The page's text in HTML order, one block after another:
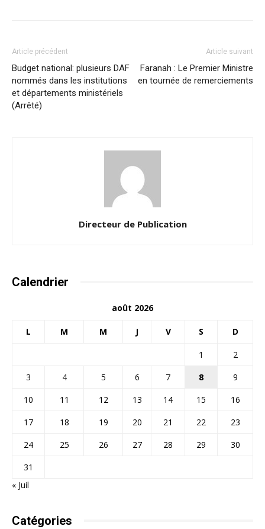
Article précédent
Budget national: plusieurs DAF
nommés dans les institutions
et départements ministériels
(Arrêté)
Article suivant
Faranah : Le Premier Ministre
en tournée de remerciements
Directeur de Publication
Calendrier
août 2026
L M M J V S D
1
2
3
4 5 6 7 8
9
10
11 12 13 14 15
16
17
18 19 20 21 22
23
24
25 26 27 28 29
30
31
« Juil
Catégories